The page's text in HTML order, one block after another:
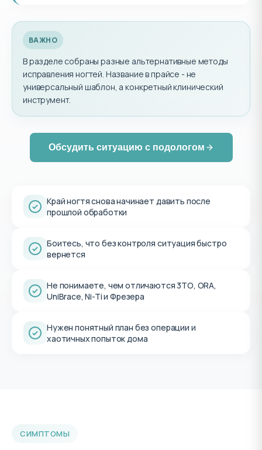
ВАЖНО
В разделе собраны разные альтернативные методы
исправления ногтей. Название в прайсе - не
универсальный шаблон, а конкретный клинический
инструмент.
Обсудить ситуацию с подологом
Край ногтя снова начинает давить после
прошлой обработки
Боитесь, что без контроля ситуация быстро
вернется
Не понимаете, чем отличаются 3ТО, ORA,
UniBrace, Ni-Ti и Фрезера
Нужен понятный план без операции и
хаотичных попыток дома
СИМПТОМЫ